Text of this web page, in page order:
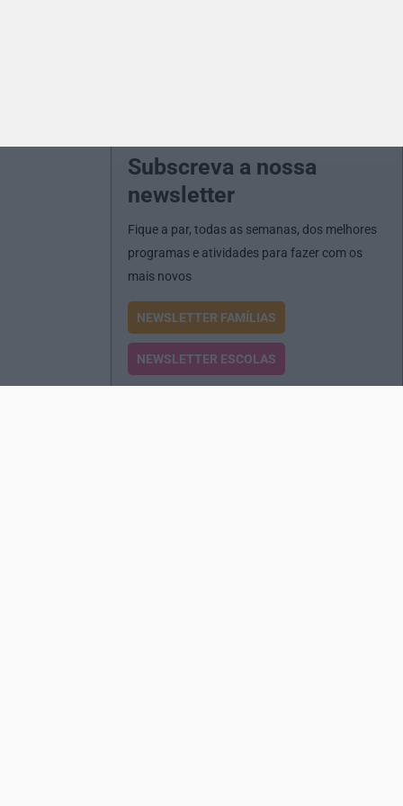
Subscreva a nossa
newsletter
Fique a par, todas as semanas, dos melhores
programas e atividades para fazer com os
mais novos
NEWSLETTER FAMÍLIAS
NEWSLETTER ESCOLAS